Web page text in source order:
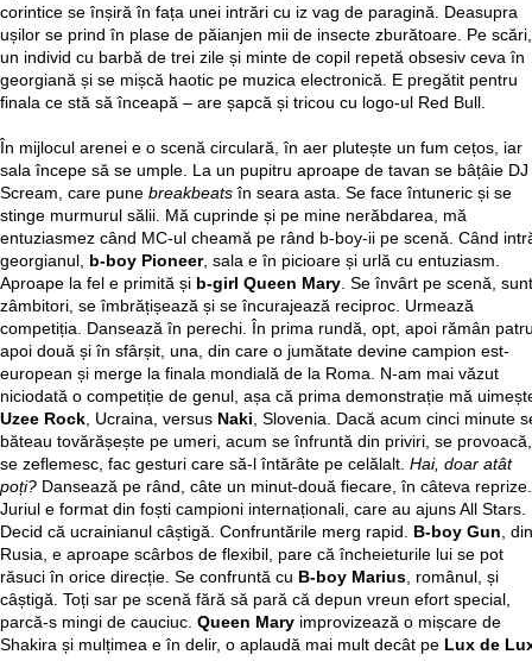
corintice se înșiră în fața unei intrări cu iz vag de paragină. Deasupra
ușilor se prind în plase de păianjen mii de insecte zburătoare. Pe scări,
un individ cu barbă de trei zile și minte de copil repetă obsesiv ceva în
georgiană și se mișcă haotic pe muzica electronică. E pregătit pentru
finala ce stă să înceapă – are șapcă și tricou cu logo-ul Red Bull.
În mijlocul arenei e o scenă circulară, în aer plutește un fum cețos, iar
sala începe să se umple. La un pupitru aproape de tavan se bâțâie DJ
Scream, care pune breakbeatsîn seara asta. Se face întuneric și se
stinge murmurul sălii. Mă cuprinde și pe mine nerăbdarea, mă
entuziasmez când MC-ul cheamă pe rând b-boy-ii pe scenă. Când
georgianul, b-boy Pioneer, sala e în picioare și urlă cu entuziasm.
Aproape la fel e primită și b-girl Queen Mary. Se învârt pe scenă, sunt
zâmbitori, se îmbrățișează și se încurajează reciproc. Urmează
competiția. Dansează în perechi. În prima rundă, opt, apoi rămân
apoi două și în sfârșit, una, din care o jumătate devine campion est-
european și merge la finala mondială de la Roma. N-am mai văzut
niciodată o competiție de genul, așa că prima demonstrație mă
Uzee Rock, Ucraina, versus Naki, Slovenia. Dacă acum cinci minute
băteau tovărășește pe umeri, acum se înfruntă din priviri, se provoacă,
se zeflemesc, fac gesturi care să-l întărâte pe celălalt. Hai, doar atât
poți? Dansează pe rând, câte un minut-două fiecare, în câteva reprize.
Juriul e format din foști campioni internaționali, care au ajuns All Stars.
Decid că ucrainianul câștigă. Confruntările merg rapid. B-boy Gun, din
Rusia, e aproape scârbos de flexibil, pare că încheieturile lui se pot
răsuci în orice direcție. Se confruntă cu B-boy Marius, românul, și
câștigă. Toți sar pe scenă fără să pară că depun vreun efort special,
parcă-s mingi de cauciuc. Queen Mary improvizează o mișcare de
Shakira și mulțimea e în delir, o aplaudă mai mult decât pe Lux de